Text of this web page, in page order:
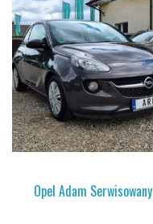
Opel Adam Serwisowany